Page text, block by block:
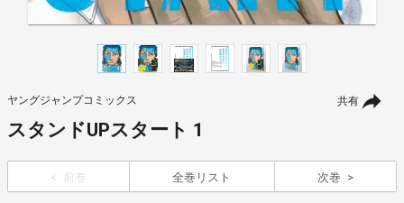
共有
ヤングジャンプコミックス
スタンドUPスタート 1
前巻 全巻リスト 次巻